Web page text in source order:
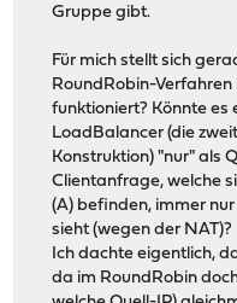
Gruppe gibt.
Für mich stellt sich
RoundRobin-
funktioniert? Könnte es
LoadBalancer (die
Konstruktion) "nur" als
Clientanfrage, welche
(A) befinden, immer
sieht (wegen der NAT)?
Ich dachte eigentlich,
da im RoundRobin